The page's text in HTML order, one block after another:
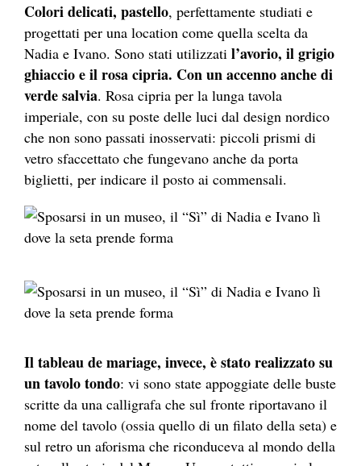
Colori delicati, pastello, perfettamente studiati e
progettati per una location come quella scelta da
Nadia e Ivano. Sono stati utilizzati l’avorio, il grigio
ghiaccio e il rosa cipria. Con un accenno anche di
verde salvia. Rosa cipria per la lunga tavola
imperiale, con su poste delle luci dal design nordico
che non sono passati inosservati: piccoli prismi di
vetro sfaccettato che fungevano anche da porta
biglietti, per indicare il posto ai commensali.
Il tableau de mariage, invece, è stato realizzato su
un tavolo tondo: vi sono state appoggiate delle buste
scritte da una calligrafa che sul fronte riportavano il
nome del tavolo (ossia quello di un filato della seta) e
sul retro un aforisma che riconduceva al mondo della